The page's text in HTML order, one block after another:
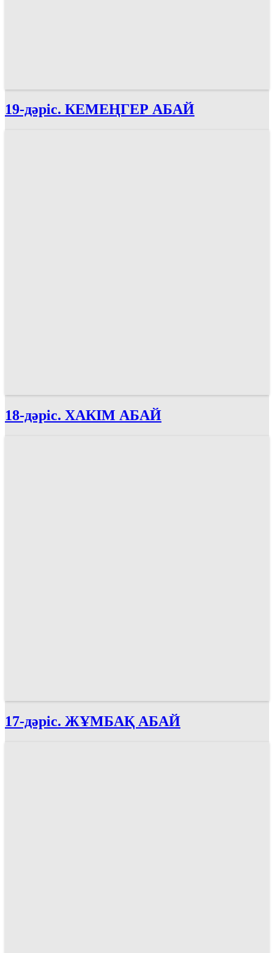
19-дәріс. КЕМЕҢГЕР АБАЙ
18-дәріс. ХАКІМ АБАЙ
17-дәріс. ЖҰМБАҚ АБАЙ